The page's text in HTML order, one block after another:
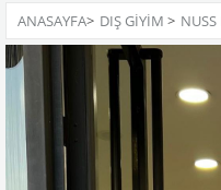
ANASAYFA> DIŞ GİYİM >